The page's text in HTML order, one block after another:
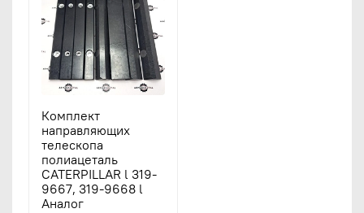
Комплект
направляющих
телескопа
полиацеталь
CATERPILLAR l 319-
9667, 319-9668 l
Аналог